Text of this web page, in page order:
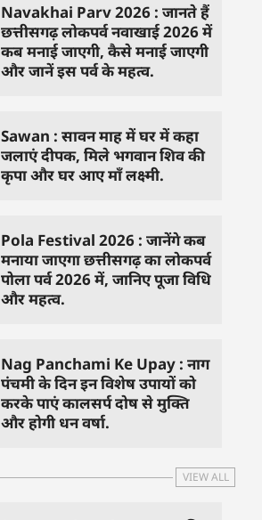
Navakhai Parv 2026 : जानते हैं
छत्तीसगढ़ लोकपर्व नवाखाई 2026 में
कब मनाई जाएगी, कैसे मनाई जाएगी
और जानें इस पर्व के महत्व.
Sawan : सावन माह में घर में कहा
जलाएं दीपक, मिले भगवान शिव की
कृपा और घर आए माँ लक्ष्मी.
Pola Festival 2026 : जानेंगे कब
मनाया जाएगा छत्तीसगढ़ का लोकपर्व
पोला पर्व 2026 में, जानिए पूजा विधि
और महत्व.
Nag Panchami Ke Upay : नाग
पंचमी के दिन इन विशेष उपायों को
करके पाएं कालसर्प दोष से मुक्ति
और होगी धन वर्षा.
VIEW ALL